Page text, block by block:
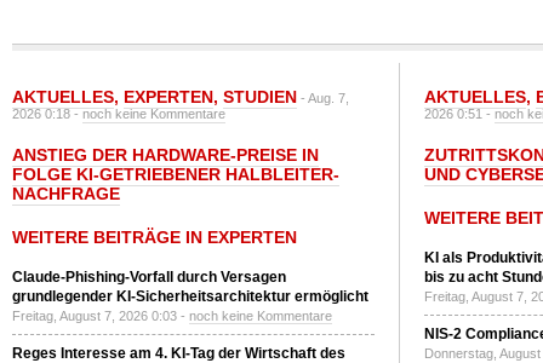
AKTUELLES, EXPERTEN, STUDIEN - Aug. 7,
2026 0:18 -noch keine Kommentare
ANSTIEG DER HARDWARE-PREISE IN
FOLGE KI-GETRIEBENER HALBLEITER-
NACHFRAGE
WEITERE BEITRÄGE IN EXPERTEN
Claude-Phishing-Vorfall durch Versagen
grundlegender KI-Sicherheitsarchitektur ermöglicht
Freitag, August 7, 2026 0:03 - noch keine Kommentare
Reges Interesse am 4. KI-Tag der Wirtschaft des
AKTUELLES,
2026 0:51 -noch
UND
WEITERE
KI als
bis zu acht
Freitag, August 7,
NIS-2
Donnerstag,